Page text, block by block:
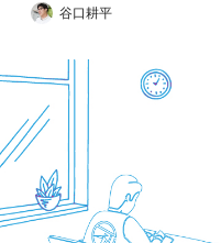
谷口耕平